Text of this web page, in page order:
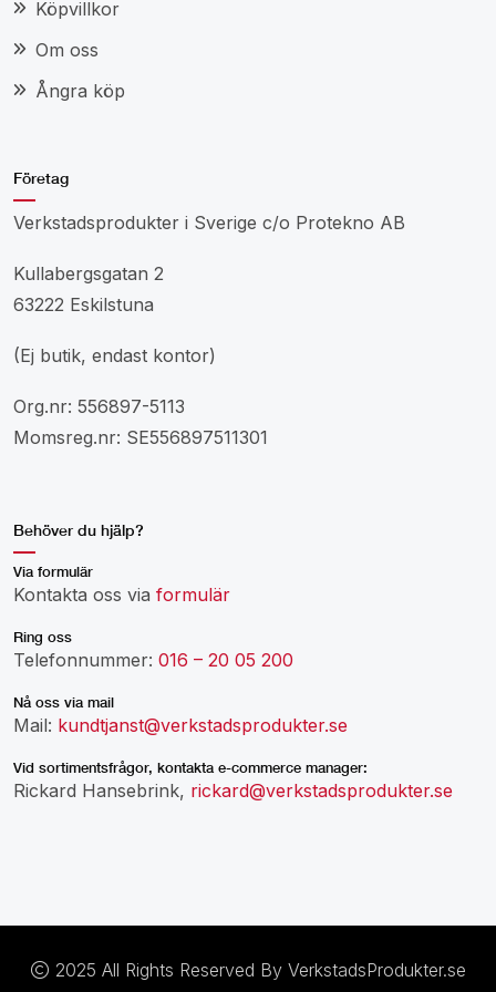
Köpvillkor
Om oss
Ångra köp
Företag
Verkstadsprodukter i Sverige c/o Protekno AB
Kullabergsgatan 2
63222 Eskilstuna
(Ej butik, endast kontor)
Org.nr: 556897-5113
Momsreg.nr: SE556897511301
Behöver du hjälp?
Via formulär
Kontakta oss via formulär
Ring oss
Telefonnummer: 016 – 20 05 200
Nå oss via mail
Mail: kundtjanst@verkstadsprodukter.se
Vid sortimentsfrågor, kontakta e-commerce manager:
Rickard Hansebrink, rickard@verkstadsprodukter.se
2025 All Rights Reserved By VerkstadsProdukter.se